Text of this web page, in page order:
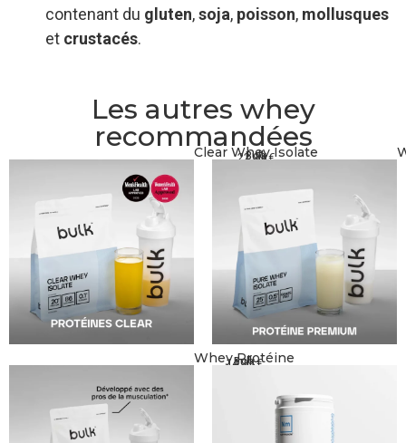
contenant du gluten,soja, poisson, mollusques
et crustacés.
Les autres whey
recommandées
Clear Whey Isolate
Bulk
22,99€
Whey Protéine
Bulk
14,99€